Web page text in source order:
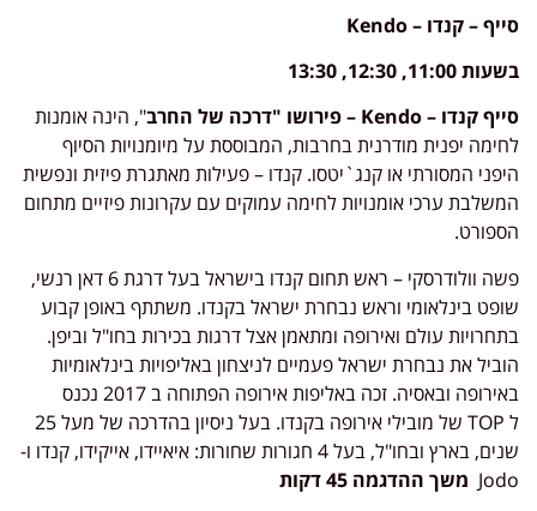
סייף – קנדו –Kendo
בשעות 11:00, 12:30, 13:30
סייף קנדו –Kendo – פירושו "דרכה של החרב", הינה אומנות
לחימה יפנית מודרנית בחרבות, המבוססת על מיומנויות הסיוף
היפני המסורתי או קנג`יטסו. קנדו – פעילות מאתגרת פיזית ונפשית
המשלבת ערכי אומנויות לחימה עמוקים עם עקרונות פיזיים מתחום
הספורט.
פשה וולודרסקי – ראש תחום קנדו בישראל בעל דרגת 6 דאן רנשי,
שופט בינלאומי וראש נבחרת ישראל בקנדו. משתתף באופן קבוע
בתחרויות עולם ואירופה ומתאמן אצל דרגות בכירות בחו"ל וביפן.
הוביל את נבחרת ישראל פעמיים לניצחון באליפויות בינלאומיות
באירופה ובאסיה. זכה באליפות אירופה הפתוחה ב 2017 נכנס
ל TOP של מובילי אירופה בקנדו. בעל ניסיון בהדרכה של מעל 25
שנים, בארץ ובחו"ל, בעל 4 חגורות שחורות: איאיידו, אייקידו, קנדו ו-
Jodo משך ההדגמה 45 דקות